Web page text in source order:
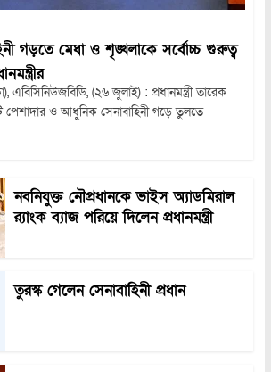
গড়তে মেধা ও শৃঙ্খলাকে সর্বোচ্চ গুরুত্ব
এবিসিনিউজবিডি, (২৬ জুলাই) : প্রধানমন্ত্রী তারেক
পেশাদার ও আধুনিক সেনাবাহিনী গড়ে তুলতে
নবনিযুক্ত নৌপ্রধানকে ভাইস অ্যাডমিরাল
র‍্যাংক ব্যাজ পরিয়ে দিলেন প্রধানমন্ত্রী
তুরস্ক গেলেন সেনাবাহিনী প্রধান